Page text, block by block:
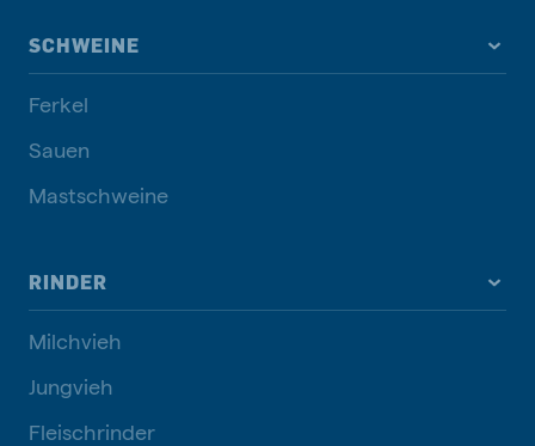
SCHWEINE
Ferkel
Sauen
Mastschweine
RINDER
Milchvieh
Jungvieh
Fleischrinder